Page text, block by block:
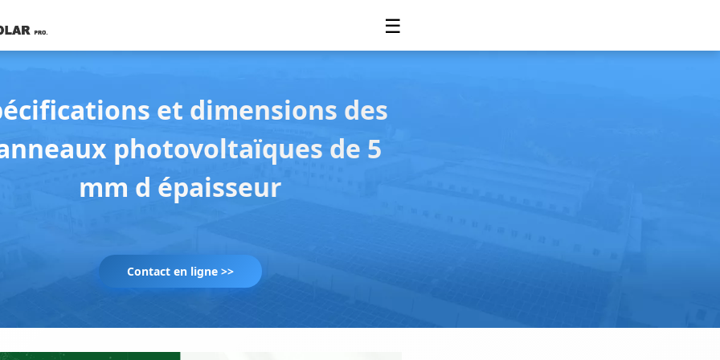
☰
et dimensions des
photovoltaïques de 5
mm d épaisseur
Contact en ligne >>